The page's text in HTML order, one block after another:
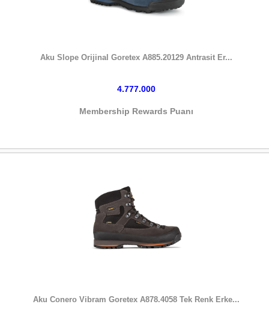
Aku Slope Orijinal Goretex A885.20129 Antrasit Er...
4.777.000
Membership Rewards Puanı
Aku Conero Vibram Goretex A878.4058 Tek Renk Erke...